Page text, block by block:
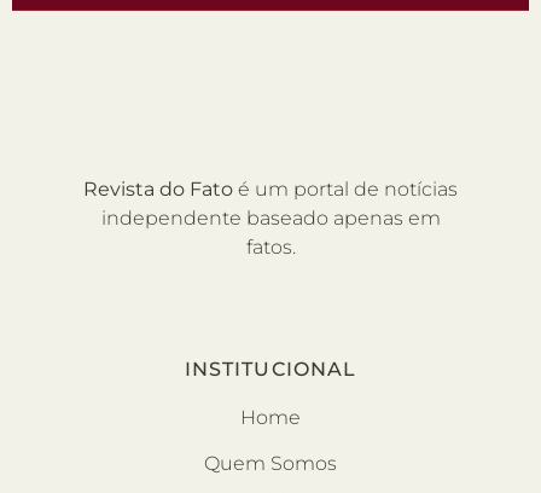
Revista do Fato é um portal de notícias
independente baseado apenas em
fatos.
INSTITUCIONAL
Home
Quem Somos